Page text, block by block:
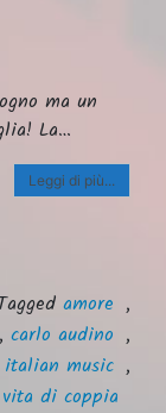
ma un
La…
Leggi di più...
amore ,
, carlo audino ,
italian music ,
vita di coppia